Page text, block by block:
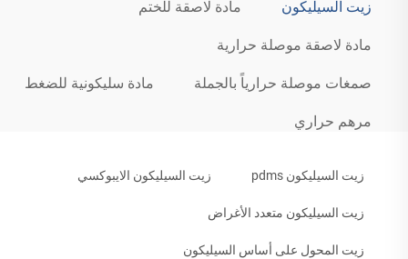
زيت السيليكون مادة لاصقة للختم
مادة لاصقة موصلة حرارية
صمغات موصلة حرارياً بالجملة مادة سليكونية للضغط
مرهم حراري
زيت السيليكون pdms زيت السيليكون الايبوكسي
زيت السيليكون متعدد الأغراض
زيت المحول على أساس السيليكون